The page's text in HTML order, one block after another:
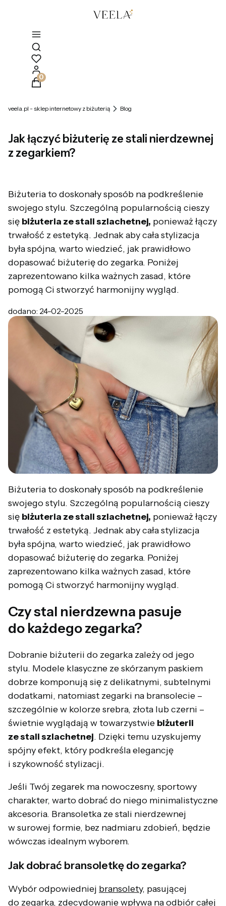
Otwórz wyszukiwarkę
Produkty w koszyku: 0. Zobacz szczegóły
veela.pl - sklep internetowy z biżuterią Blog
Jak łączyć biżuterię ze stali nierdzewnej
z zegarkiem?
Biżuteria to doskonały sposób na podkreślenie
swojego stylu. Szczególną popularnością cieszy
się biżuteria ze stali szlachetnej, ponieważ łączy
trwałość z estetyką. Jednak aby cała stylizacja
była spójna, warto wiedzieć, jak prawidłowo
dopasować biżuterię do zegarka. Poniżej
zaprezentowano kilka ważnych zasad, które
pomogą Ci stworzyć harmonijny wygląd.
dodano: 24-02-2025
Biżuteria to doskonały sposób na podkreślenie
swojego stylu. Szczególną popularnością cieszy
się biżuteria ze stali szlachetnej, ponieważ łączy
trwałość z estetyką. Jednak aby cała stylizacja
była spójna, warto wiedzieć, jak prawidłowo
dopasować biżuterię do zegarka. Poniżej
zaprezentowano kilka ważnych zasad, które
pomogą Ci stworzyć harmonijny wygląd.
Czy stal nierdzewna pasuje
do każdego zegarka?
Dobranie biżuterii do zegarka zależy od jego
stylu. Modele klasyczne ze skórzanym paskiem
dobrze komponują się z delikatnymi, subtelnymi
dodatkami, natomiast zegarki na bransolecie –
szczególnie w kolorze srebra, złota lub czerni –
świetnie wyglądają w towarzystwie biżuterii
ze stali szlachetnej. Dzięki temu uzyskujemy
spójny efekt, który podkreśla elegancję
i szykowność stylizacji.
Jeśli Twój zegarek ma nowoczesny, sportowy
charakter, warto dobrać do niego minimalistyczne
akcesoria. Bransoletka ze stali nierdzewnej
w surowej formie, bez nadmiaru zdobień, będzie
wówczas idealnym wyborem.
Jak dobrać bransoletkę do zegarka?
Wybór odpowiedniej bransolety, pasującej
do zegarka, zdecydowanie wpływa na odbiór całej